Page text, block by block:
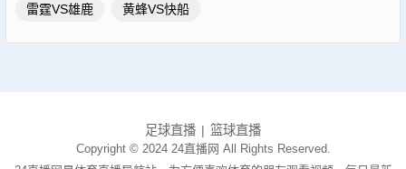
雷霆VS雄鹿 黄蜂VS快船
足球直播 篮球直播
Copyright © 2024 24直播网 All Rights Reserved.